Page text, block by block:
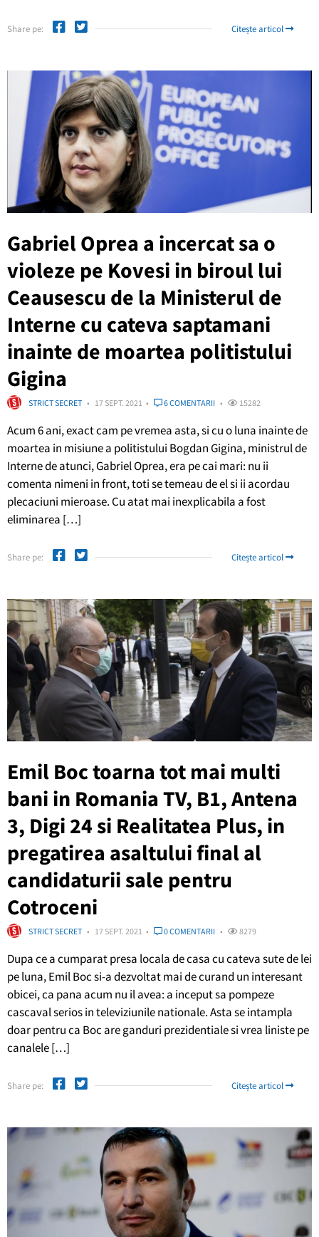
Share pe: Citește articol
Gabriel Oprea a incercat sa o
violeze pe Kovesi in biroul lui
Ceausescu de la Ministerul de
Interne cu cateva saptamani
inainte de moartea politistului
Gigina
STRICT SECRET 17 SEPT. 2021 6 COMENTARII 15282
Acum 6 ani, exact cam pe vremea asta, si cu o luna inainte de
moartea in misiune a politistului Bogdan Gigina, ministrul de
Interne de atunci, Gabriel Oprea, era pe cai mari: nu ii
comenta nimeni in front, toti se temeau de el si ii acordau
plecaciuni mieroase. Cu atat mai inexplicabila a fost
eliminarea […]
Share pe: Citește articol
Emil Boc toarna tot mai multi
bani in Romania TV, B1, Antena
3, Digi 24 si Realitatea Plus, in
pregatirea asaltului final al
candidaturii sale pentru
Cotroceni
STRICT SECRET 17 SEPT. 2021 0 COMENTARII 8279
Dupa ce a cumparat presa locala de casa cu cateva sute de lei
pe luna, Emil Boc si-a dezvoltat mai de curand un interesant
obicei, ca pana acum nu il avea: a inceput sa pompeze
cascaval serios in televiziunile nationale. Asta se intampla
doar pentru ca Boc are ganduri prezidentiale si vrea liniste pe
canalele […]
Share pe: Citește articol